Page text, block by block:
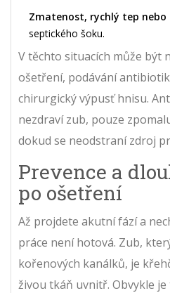
Zmatenost, rychlý tep nebo
septického šoku.
V těchto situacích může být
ošetření, podávání
chirurgický výpusť hnisu.
nezdraví zub, pouze
dokud se neodstraní zdroj
Prevence a
po ošetření
Až projdete akutní fází a
práce není hotová. Zub,
kořenových kanálků, je
živou tkáň uvnitř. Obvykle